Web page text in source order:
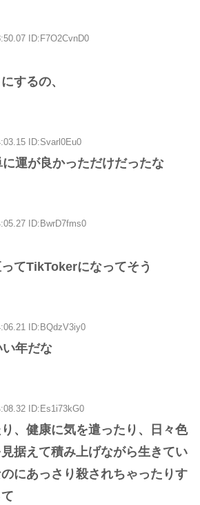
ID:F7O2CvnD0
するの、
ID:Svarl0Eu0
運が良かっただけだったな
ID:BwrD7fms0
てTikTokerになってそう
ID:BQdzV3iy0
年だな
ID:Es1i73kG0
、健康に気を遣ったり、日々色
据えて積み上げながら生きてい
にあっさり殺されちゃったりす